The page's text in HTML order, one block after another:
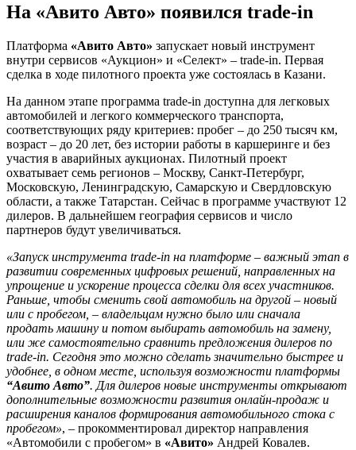
На «Авито Авто» появился trade-in
Платформа «Авито Авто» запускает новый инструмент
внутри сервисов «Аукцион» и «Селект» – trade-in. Первая
сделка в ходе пилотного проекта уже состоялась в Казани.
На данном этапе программа trade-in доступна для легковых
автомобилей и легкого коммерческого транспорта,
соответствующих ряду критериев: пробег – до 250 тысяч км,
возраст – до 20 лет, без истории работы в каршеринге и без
участия в аварийных аукционах. Пилотный проект
охватывает семь регионов – Москву, Санкт-Петербург,
Московскую, Ленинградскую, Самарскую и Свердловскую
области, а также Татарстан. Сейчас в программе участвуют 12
дилеров. В дальнейшем география сервисов и число
партнеров будут увеличиваться.
«Запуск инструмента trade-in на платформе – важный этап в
развитии современных цифровых решений, направленных на
упрощение и ускорение процесса сделки для всех участников.
Раньше, чтобы сменить свой автомобиль на другой – новый
или с пробегом, – владельцам нужно было или сначала
продать машину и потом выбирать автомобиль на замену,
или же самостоятельно сравнить предложения дилеров по
trade-in. Сегодня это можно сделать значительно быстрее и
удобнее, в одном месте, используя возможности платформы
“Авито Авто”. Для дилеров новые инструменты открывают
дополнительные возможности развития онлайн-продаж и
расширения каналов формирования автомобильного стока с
пробегом», – прокомментировал директор направления
«Автомобили с пробегом» в «Авито» Андрей Ковалев.